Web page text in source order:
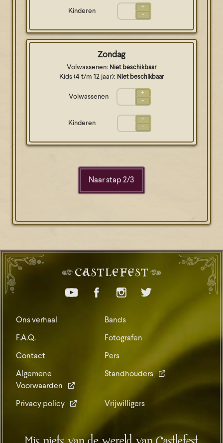
Kinderen
+
-
Zondag
Volwassenen: Niet beschikbaar
Kids (4 t/m 12 jaar): Niet beschikbaar
Volwassenen
+
-
Kinderen
+
-
Naar stap 2/3
Ons verhaal Bands
F.A.Q. Fotografen
Contact Pers
Algemene
Voorwaarden
Standhouders
Privacy policy Vrijwilligers